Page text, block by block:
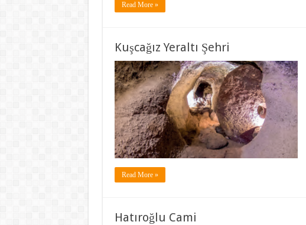
Read More »
Kuşcağız Yeraltı Şehri
Read More »
Hatıroğlu Cami